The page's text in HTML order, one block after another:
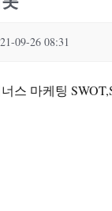
09-26 08:31
스 마케팅